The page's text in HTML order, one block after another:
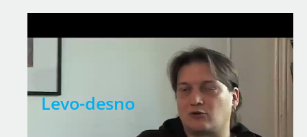
Levo-desno